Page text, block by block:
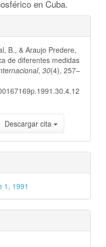
en Cuba.
B., & Araujo Predere,
de diferentes medidas
, 30(4), 257–
Descargar cita
1, 1991